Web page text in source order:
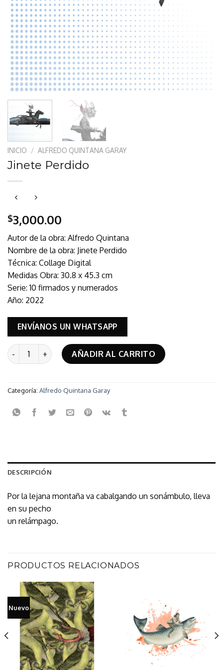
INICIO / ALFREDO QUINTANA GARAY
Jinete Perdido
$3,000.00
Autor de la obra: Alfredo Quintana
Nombre de la obra: Jinete Perdido
Técnica: Collage Digital
Medidas Obra: 30.8 x 45.3 cm
Serie: 10 firmados y numerados
Año: 2022
ENVÍANOS UN WHATSAPP
Jinete Perdido cantidadAÑADIR AL CARRITO
Categoría: Alfredo Quintana Garay
DESCRIPCIÓN
Por la lejana montaña va cabalgando un sonámbulo, lleva
en su pecho
un relámpago.
PRODUCTOS RELACIONADOS
Nuevo